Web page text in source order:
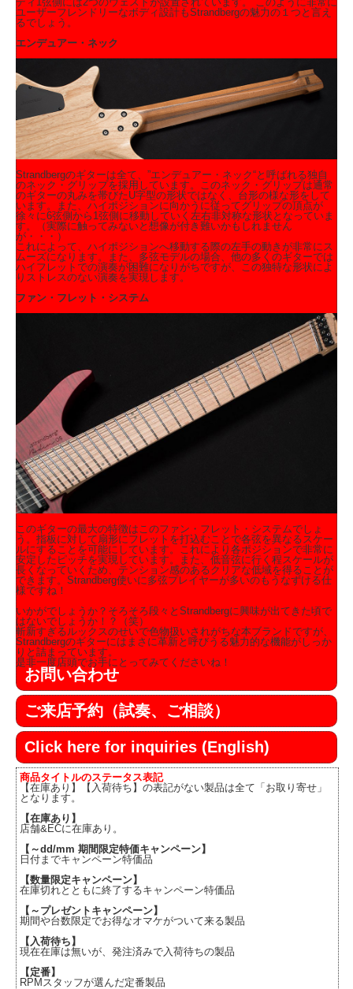
ユーザーフレンドリーなボディ設計もStrandbergの魅力の１つと言え
るでしょう。
エンデュアー・ネック
Strandbergのギターは全て、”エンデュアー・ネック“と呼ばれる独自
のネック・グリップを採用しています。このネック・グリップは通常
のギターの丸みを帯びたU字型の形状ではなく、台形の様な形をして
います。また、ハイポジションに向かうに従ってグリップの頂点が
徐々に6弦側から1弦側に移動していく左右非対称な形状となっていま
す。（実際に触ってみないと想像が付き難いかもしれません
が・・・）
これによって、ハイポジションへ移動する際の左手の動きが非常にス
ムーズになります。また、多弦モデルの場合、他の多くのギターでは
ハイフレットでの演奏が困難になりがちですが、この独特な形状によ
りストレスのない演奏を実現します。
ファン・フレット・システム
このギターの最大の特徴はこのファン・フレット・システムでしょ
う。指板に対して扇形にフレットを打込むことで各弦を異なるスケー
ルにすることを可能にしています。これにより各ポジションで非常に
安定したピッチを実現しています。また、低音弦に行く程スケールが
長くなっていくため、テンション感のあるクリアな低域を得ることが
できます。Strandberg使いに多弦プレイヤーが多いのもうなずける仕
様ですね！
いかがでしょうか？そろそろ段々とStrandbergに興味が出てきた頃で
はないでしょうか！？（笑）
斬新すぎるルックスのせいで色物扱いされがちな本ブランドですが、
Strandbergのギターにはまさに革新と呼びうる魅力的な機能がしっか
りと詰まっています。
是非一度店頭でお手にとってみてくださいね！
お問い合わせ
ご来店予約（試奏、ご相談）
Click here for inquiries (English)
商品タイトルのステータス表記
【在庫あり】【入荷待ち】の表記がない製品は全て「お取り寄せ」
となります。
【在庫あり】
店舗&ECに在庫あり。
【～dd/mm 期間限定特価キャンペーン】
日付までキャンペーン特価品
【数量限定キャンペーン】
在庫切れとともに終了するキャンペーン特価品
【～プレゼントキャンペーン】
期間や台数限定でお得なオマケがついて来る製品
【入荷待ち】
現在在庫は無いが、発注済みで入荷待ちの製品
【定番】
RPMスタッフが選んだ定番製品